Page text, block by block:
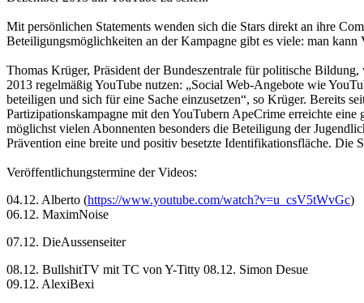
Mit persönlichen Statements wenden sich die Stars direkt an ihre
Beteiligungsmöglichkeiten an der Kampagne gibt es viele: man
Thomas Krüger, Präsident der Bundeszentrale für politische
2013 regelmäßig YouTube nutzen: „Social Web-Angebote wie
beteiligen und sich für eine Sache einzusetzen“, so Krüger. Bereits
Partizipationskampagne mit den YouTubern ApeCrime erreichte
möglichst vielen Abonnenten besonders die Beteiligung der
Prävention eine breite und positiv besetzte Identifikationsfläche. Die
Veröffentlichungstermine der Videos:
04.12. Alberto (https://www.youtube.com/watch?v=u_csV5tWvGc)
06.12. MaximNoise
07.12. DieAussenseiter
08.12. BullshitTV mit TC von Y-Titty 08.12. Simon Desue
09.12. AlexiBexi